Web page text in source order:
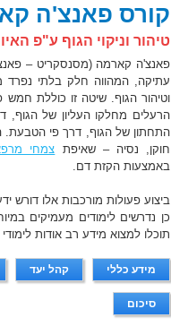
קורס פאנצ'ה
טיהור וניקוי הגוף ע"פ
פאנצ'ה קארמה (מסנסקריט –
עתיקה, המהווה חלק בלתי נפרד
וטיהור הגוף. שיטה זו כוללת
הרעלים מחלקו העליון של הגוף,
התחתון של הגוף, דרך פי הטבעת.
חוקן, נסיה – שאיפת צמחי
באמצעות הקזת דם.
ביצוע פעולות מורכבות אלו דורש
כן נדרשים לימודים מעמיקים
תוכלו למצוא מידע רב אודות
מידע כללי קהל יעד
סיכום